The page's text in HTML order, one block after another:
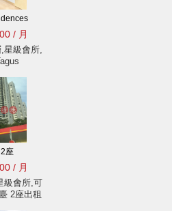
/ 月
星級會所,
座
/ 月
級會所,可
2座出租